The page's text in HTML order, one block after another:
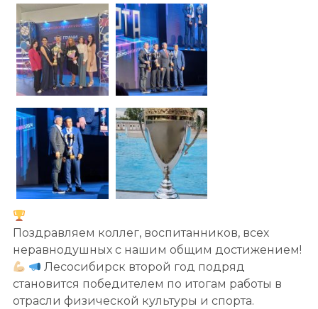
Поздравляем коллег, воспитанников, всех
неравнодушных с нашим общим достижением!
Лесосибирск второй год подряд
становится победителем по итогам работы в
отрасли физической культуры и спорта.